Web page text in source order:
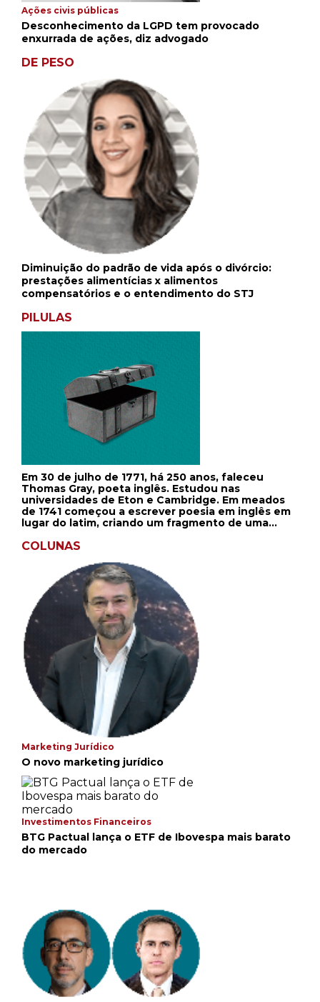
Ações civis públicas
Desconhecimento da LGPD tem provocado
enxurrada de ações, diz advogado
DE PESO
Diminuição do padrão de vida após o divórcio:
prestações alimentícias x alimentos
compensatórios e o entendimento do STJ
PILULAS
Em 30 de julho de 1771, há 250 anos, faleceu
Thomas Gray, poeta inglês. Estudou nas
universidades de Eton e Cambridge. Em meados
de 1741 começou a escrever poesia em inglês em
lugar do latim, criando um fragmento de uma
poema que lhe trouxe a fama, Elegia Escrita num
escritor Horace Walpole, que fez questão de que
fosse publicado. Enquanto vivia em Cambridge,
Gray escreveu O Progresso da Poesia. Em 1757,
recusou a nomeação de poeta e em 1768
começou a dar aulas como catedrático de história
e línguas modernas. Entre seus poemas
encontram-se Ode on a Distant Prospect of Eton
College, Sonnet on The Death of Mr Richard
West, e The Bard.
COLUNAS
Marketing Jurídico
O novo marketing jurídico
Investimentos Financeiros
BTG Pactual lança o ETF de Ibovespa mais barato
do mercado